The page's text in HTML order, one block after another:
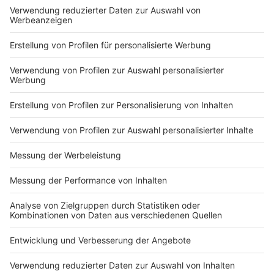
Fehler beim Abbiegen, Wenden, Ein-, An- oder
Rückwärtsfahren sowie die Missachtung von
dass andere Verkehrsteilnehmer nicht ausreichend
wahrgenommen werden. Achten Sie daher darauf, dass
Sie von anderen gut wahrgenommen werden können, z.
B. indem Sie auf dem Fahrrad gut sichtbare Kleidung
tragen und bei Dämmerung frühzeitig das Licht
einschalten.
Im Fokus der Polizei stehen daher
Verkehrsüberwachung, Aufklärung und
öffentlichkeitswirksame Aktionen sowie die
Sensibilisierung für - und die Bekämpfung von
Verkehrsverstößen ist im Interesse der
Verkehrssicherheit und bleibt weiterhin eine wichtige
Aufgabe der Polizei. Zusätzlich analysiert und